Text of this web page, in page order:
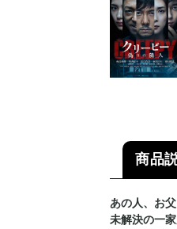
商品
あの人、お
未解決の一